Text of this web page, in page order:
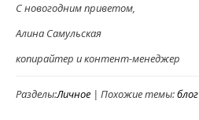
С новогодним приветом,
Алина Самульская
копирайтер и контент-менеджер
Разделы:Личное | Похожие темы:блог